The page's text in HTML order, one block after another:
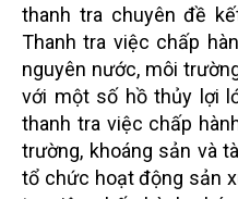
thanh tra chuyên đề
Thanh tra việc chấp
nguyên nước, môi
với một số hồ thủy lợi
thanh tra việc chấp
trường, khoáng sản và
tổ chức hoạt động sản